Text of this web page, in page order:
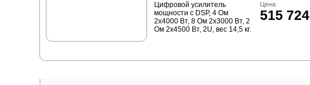
Цифровой усилитель
мощности с DSP, 4 Ом
2x4000 Вт, 8 Ом 2x3000 Вт, 2
Ом 2x4500 Вт, 2U, вес 14,5 кг.
Цена:
515 724